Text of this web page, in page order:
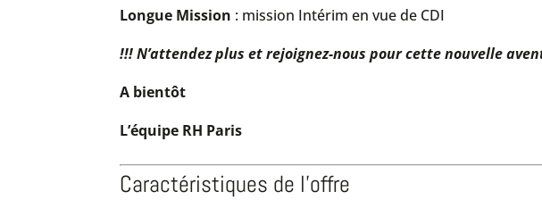
Longue Mission : mission Intérim en vue de CDI
!!! N’attendez plus et rejoignez-nous pour cette nouvelle
A bientôt
L’équipe RH Paris
Caractéristiques de l'offre